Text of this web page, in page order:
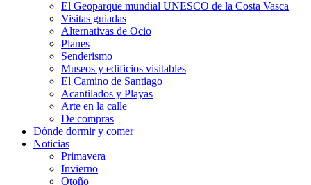
El Geoparque mundial UNESCO de la Costa Vasca
Visitas guiadas
Alternativas de Ocio
Planes
Senderismo
Museos y edificios visitables
El Camino de Santiago
Acantilados y Playas
Arte en la calle
De compras
Dónde dormir y comer
Noticias
Primavera
Invierno
Otoño